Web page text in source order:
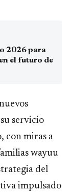
2026 para
el futuro de
servicio
con miras a
wayuu
del
impulsado